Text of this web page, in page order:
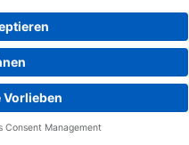
Cookie Choices